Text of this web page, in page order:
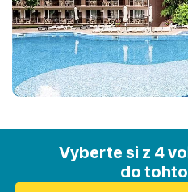
Vyberte si z 4
do